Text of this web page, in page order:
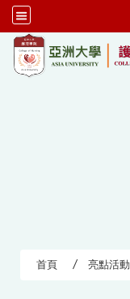
首頁 亮點活動